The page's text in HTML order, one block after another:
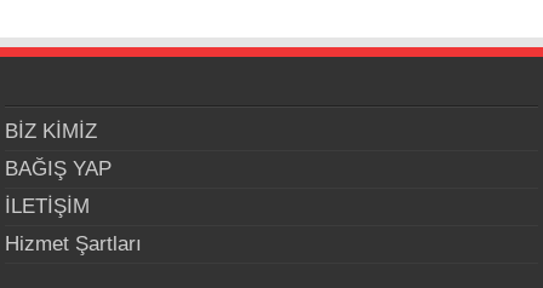
BİZ KİMİZ
BAĞIŞ YAP
İLETİŞİM
Hizmet Şartları